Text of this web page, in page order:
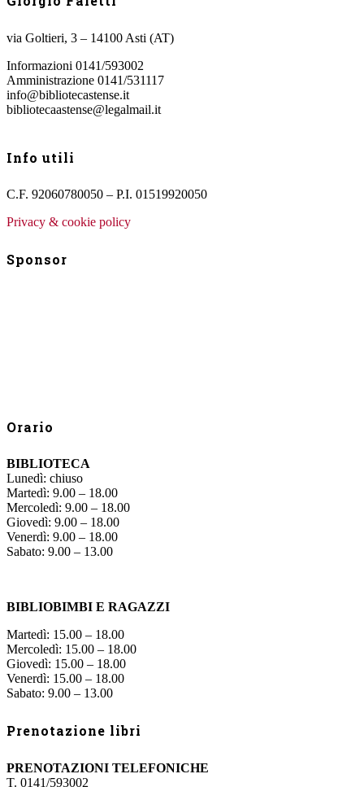
via Goltieri, 3 – 14100 Asti (AT)
Informazioni 0141/593002
Amministrazione 0141/531117
info@bibliotecastense.it
bibliotecaastense@legalmail.it
Info utili
C.F. 92060780050 – P.I. 01519920050
Privacy & cookie policy
Sponsor
Orario
BIBLIOTECA
Lunedì: chiuso
Martedì: 9.00 – 18.00
Mercoledì: 9.00 – 18.00
Giovedì: 9.00 – 18.00
Venerdì: 9.00 – 18.00
Sabato: 9.00 – 13.00
BIBLIOBIMBI E RAGAZZI
Martedì: 15.00 – 18.00
Mercoledì: 15.00 – 18.00
Giovedì: 15.00 – 18.00
Venerdì: 15.00 – 18.00
Sabato: 9.00 – 13.00
Prenotazione libri
PRENOTAZIONI TELEFONICHE
T. 0141/593002